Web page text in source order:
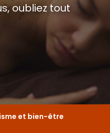
oubliez tout
et bien-être